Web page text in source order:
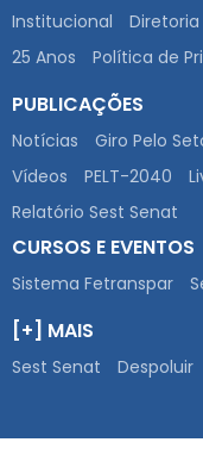
Institucional Diretoria
25 Anos
Política de
PUBLICAÇÕES
Notícias Giro Pelo
Vídeos
PELT-2040
Relatório Sest Senat
CURSOS E EVENTOS
Sistema Fetranspar
[+] MAIS
Sest Senat Despoluir